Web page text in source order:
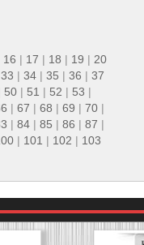
16 | 17 | 18 | 19 | 20
33 | 34 | 35 | 36 | 37
50 | 51 | 52 | 53 |
| 67 | 68 | 69 | 70 |
| 84 | 85 | 86 | 87 |
| 101 | 102 | 103